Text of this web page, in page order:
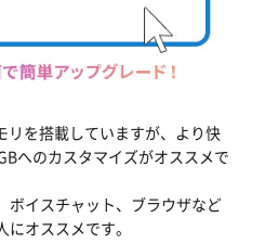
リを搭載していますが、より快
へのカスタマイズがオススメで
ボイスチャット、ブラウザなど
オススメです。